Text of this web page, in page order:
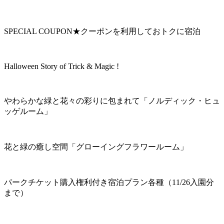
SPECIAL COUPON★クーポンを利用しておトクに宿泊
Halloween Story of Trick & Magic !
やわらかな緑と花々の彩りに包まれて「ノルディック・ヒュ
ッゲルーム」
花と緑の癒し空間「グローイングフラワールーム」
パークチケット購入権利付き宿泊プラン各種（11/26入園分
まで）